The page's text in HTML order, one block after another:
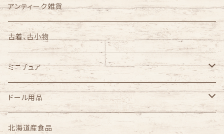
アンティーク雑貨
古着、古小物
ミニチュア
1/3スケール
1/4スケール
ドール用品
完成品ドールセット
北海道産食品